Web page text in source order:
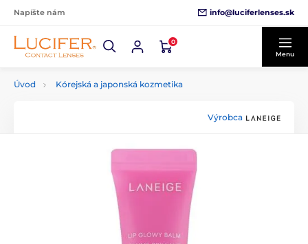
Napíšte nám info@luciferlenses.sk
0
Menu
Úvod Kórejská a japonská kozmetika
Výrobca